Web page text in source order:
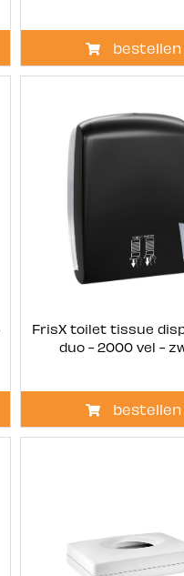
bestellen
FrisX toilet tissue
duo - 2000 vel -
bestellen